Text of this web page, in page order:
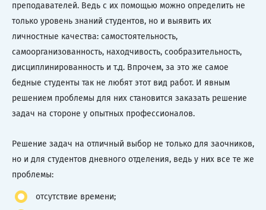
преподавателей. Ведь с их помощью можно определить не
только уровень знаний студентов, но и выявить их
личностные качества: самостоятельность,
самоорганизованность, находчивость, сообразительность,
дисциплинированность и т.д. Впрочем, за это же самое
бедные студенты так не любят этот вид работ. И явным
решением проблемы для них становится заказать решение
задач на стороне у опытных профессионалов.
Решение задач на отличный выбор не только для заочников,
но и для студентов дневного отделения, ведь у них все те же
проблемы:
отсутствие времени;